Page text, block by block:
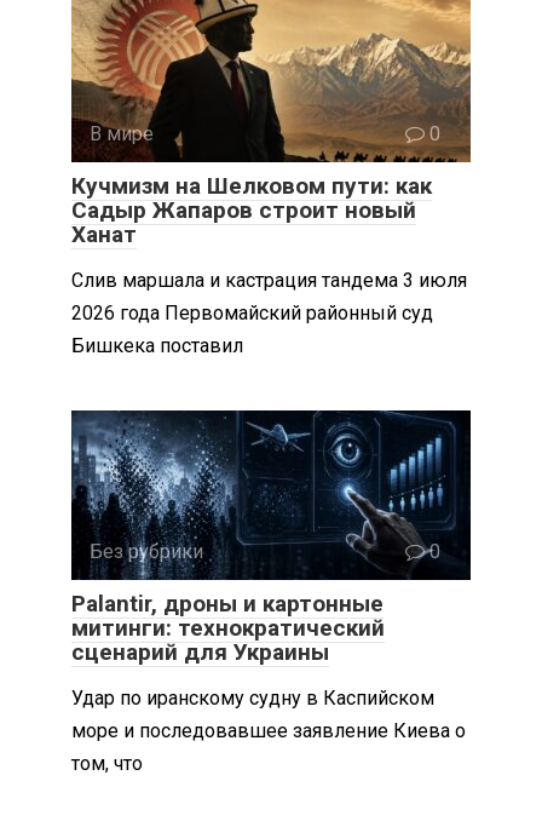
В мире 0
Кучмизм на Шелковом пути: как
Садыр Жапаров строит новый
Ханат
Слив маршала и кастрация тандема 3 июля
2026 года Первомайский районный суд
Бишкека поставил
Без рубрики 0
Palantir, дроны и картонные
митинги: технократический
сценарий для Украины
Удар по иранскому судну в Каспийском
море и последовавшее заявление Киева о
том, что